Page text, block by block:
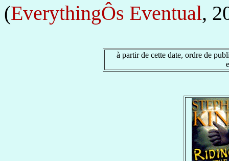
(EverythingÔs Eventual,
à partir de cette date, ordre de